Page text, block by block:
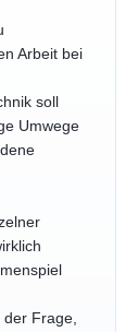
Arbeit bei
soll
Umwege
Frage,